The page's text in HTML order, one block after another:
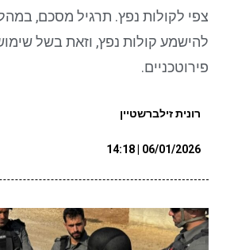
צפי לקולות נפץ. תרגיל מסכם,
להישמע קולות נפץ, וזאת בשל
פירוטכניים.
רונית זילברשטיין
06/01/2026 | 14:18